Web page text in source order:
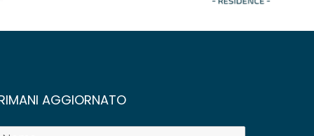
AGGIORNATO